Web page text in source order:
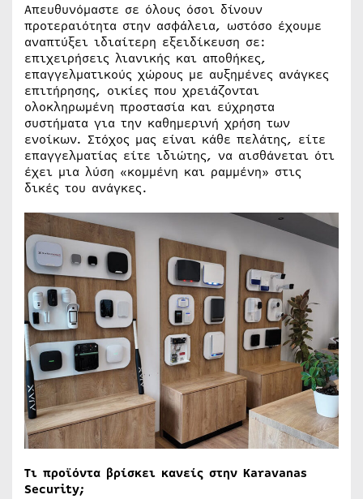
Απευθυνόμαστε σε όλους όσοι δίνουν
προτεραιότητα στην ασφάλεια, ωστόσο έχουμε
αναπτύξει ιδιαίτερη εξειδίκευση σε:
επιχειρήσεις λιανικής και αποθήκες,
επαγγελματικούς χώρους με αυξημένες ανάγκες
επιτήρησης, οικίες που χρειάζονται
ολοκληρωμένη προστασία και εύχρηστα
συστήματα για την καθημερινή χρήση των
ενοίκων. Στόχος μας είναι κάθε πελάτης, είτε
επαγγελματίας είτε ιδιώτης, να αισθάνεται ότι
έχει μια λύση «κομμένη και ραμμένη» στις
δικές του ανάγκες.
Τι προϊόντα βρίσκει κανείς στην Karavanas
Security;